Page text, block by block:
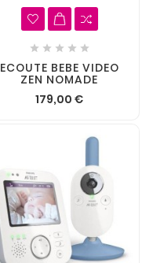
    
ECOUTE BEBE VIDEO
ZEN NOMADE
179,00 €